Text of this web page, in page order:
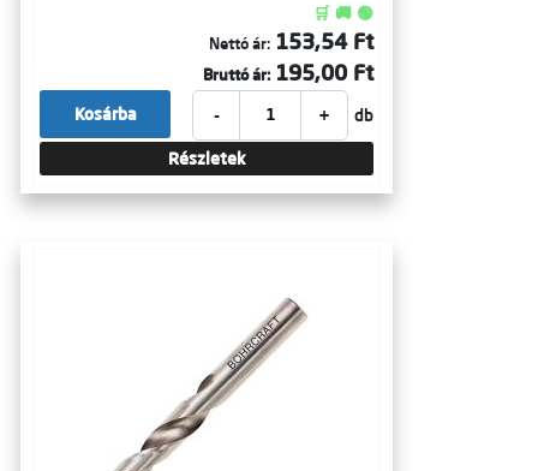
🛒 🚚 🟢
Nettó ár: 153,54 Ft
Bruttó ár: 195,00 Ft
- + db
Kosárba
Részletek